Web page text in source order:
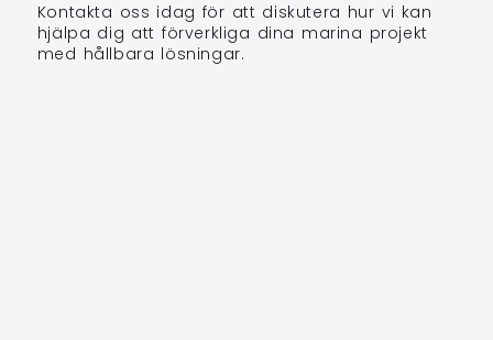
Kontakta oss idag för att diskutera hur vi kan
hjälpa dig att förverkliga dina marina projekt
med hållbara lösningar.